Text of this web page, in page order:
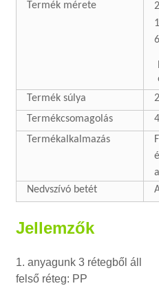
Termék mérete
Termék súlya
Termékcsomagolás
Termékalkalmazás
Nedvszívó betét
Jellemzők
1. anyagunk 3 rétegből áll
felső réteg: PP